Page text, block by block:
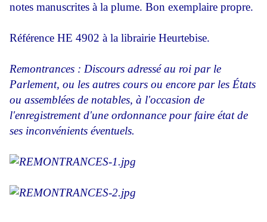
notes manuscrites à la plume. Bon exemplaire propre.
Référence HE 4902 à la librairie Heurtebise.
Remontrances : Discours adressé au roi par le
Parlement, ou les autres cours ou encore par les États
ou assemblées de notables, à l'occasion de
l'enregistrement d'une ordonnance pour faire état de
ses inconvénients éventuels.